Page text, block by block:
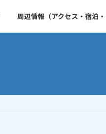
周辺情報（アクセス・宿泊・